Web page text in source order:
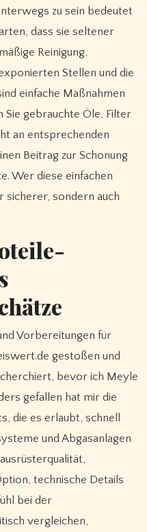
zu sein bedeutet
dass sie seltener
Reinigung,
Stellen und die
einfache Maßnahmen
gebrauchte Öle, Filter
an entsprechenden
Beitrag zur Schonung
Wer diese einfachen
sicherer, sondern auch
Vorbereitungen für
gestoßen und
bevor ich Meyle
gefallen hat mir die
die es erlaubt, schnell
und Abgasanlagen
technische Details
bei der
vergleichen,